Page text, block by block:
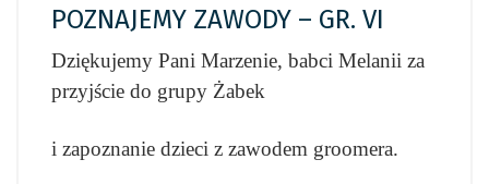
POZNAJEMY ZAWODY – GR. VI
Dziękujemy Pani Marzenie, babci Melanii za
przyjście do grupy Żabek
i zapoznanie dzieci z zawodem groomera.